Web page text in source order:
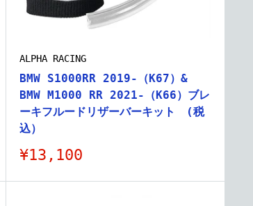
ALPHA RACING
BMW S1000RR 2019-（K67）&
BMW M1000 RR 2021-（K66）ブレ
ーキフルードリザーバーキット (税
込）
販
価
¥13,100